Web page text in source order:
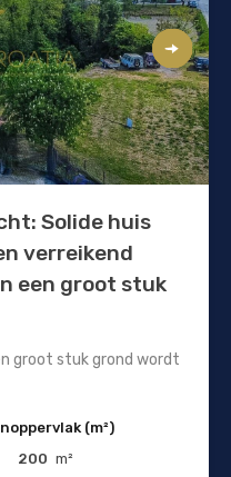
Solide huis
verreikend
een groot stuk
groot stuk grond wordt
(m²)
200 m²